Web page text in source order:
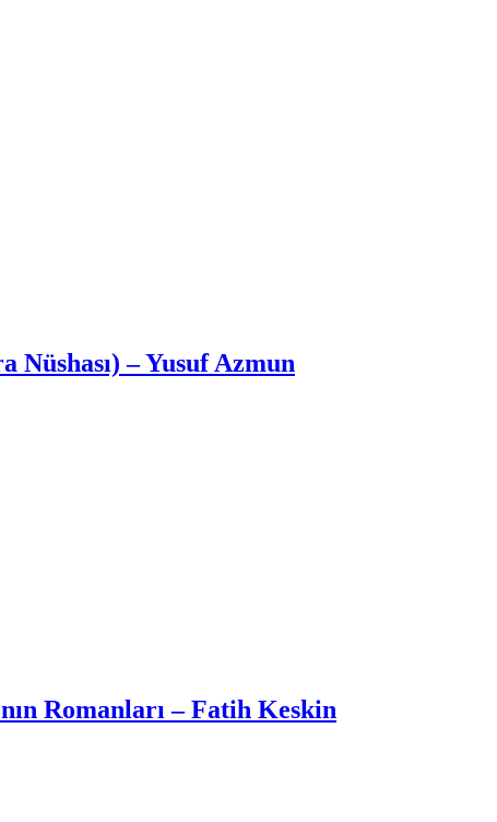
– Yusuf Azmun
Romanları – Fatih Keskin